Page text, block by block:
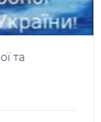
та